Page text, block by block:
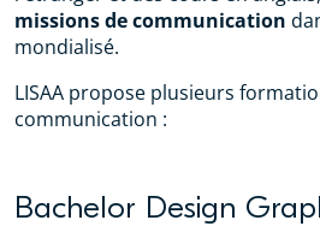
missions de communication
mondialisé.
LISAA propose plusieurs
communication :
Bachelor Design